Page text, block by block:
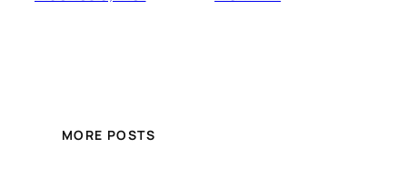
MORE POSTS